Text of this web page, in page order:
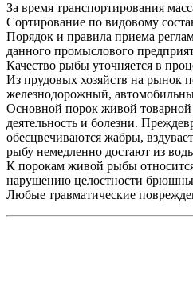
За время транспортирования
Сортирование по видовому
Порядок и правила приема
данного промыслового
Качество рыбы уточняется в
Из прудовых хозяйств на рынок
железнодорожный,
Основной порок живой
деятельность и болезни.
обесцвечиваются жабры,
рыбу немедленно достают из
К порокам живой рыбы
нарушению целостности
Любые травматические